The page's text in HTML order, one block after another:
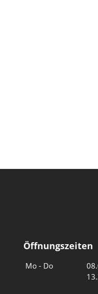
Öffnungszeiten
Mo - Do